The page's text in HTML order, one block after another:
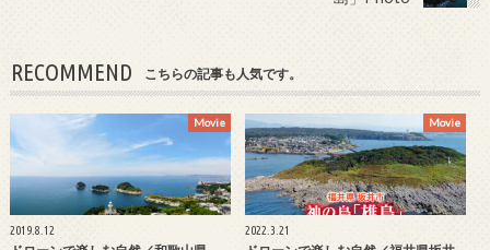
RECOMMEND こちらの記事も人気です。
Movie
2019.8.12
Movie
2022.3.21